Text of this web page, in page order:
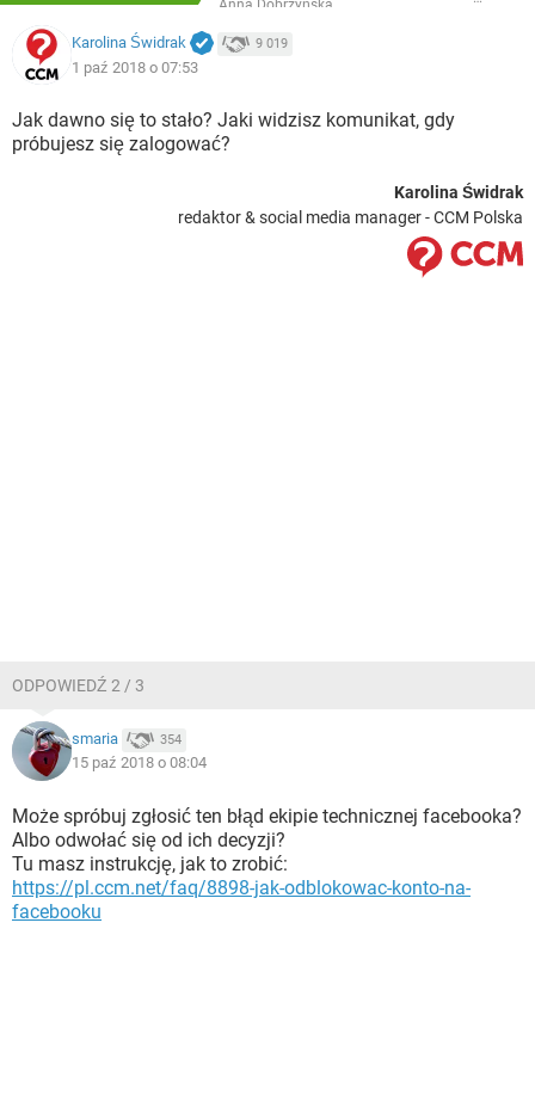
Anna Dobrzyńska
Karolina Świdrak 9 019
1 paź 2018 o 07:53
Jak dawno się to stało? Jaki widzisz komunikat, gdy
próbujesz się zalogować?
Karolina Świdrak
redaktor & social media manager - CCM Polska
ODPOWIEDŹ 2 / 3
smaria 354
15 paź 2018 o 08:04
Może spróbuj zgłosić ten błąd ekipie technicznej facebooka?
Albo odwołać się od ich decyzji?
Tu masz instrukcję, jak to zrobić:
https://pl.ccm.net/faq/8898-jak-odblokowac-konto-na-
facebooku